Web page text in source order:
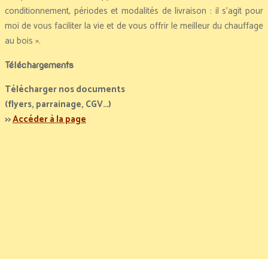
conditionnement, périodes et modalités de livraison : il s’agit pour
moi de vous faciliter la vie et de vous offrir le meilleur du chauffage
au bois ».
Téléchargements
Télécharger nos documents
(flyers, parrainage, CGV…)
>>Accéder à la page